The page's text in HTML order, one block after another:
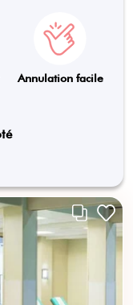
Annulation facile